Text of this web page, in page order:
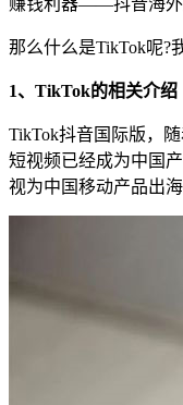
那么什么是TikTok呢?
1、TikTok的相关介绍
TikTok抖音国际版，
短视频已经成为中国
视为中国移动产品出海